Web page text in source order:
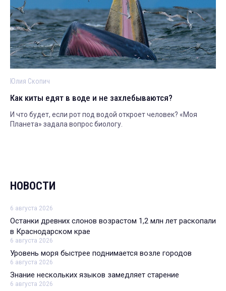
Юлия Скопич
Как киты едят в воде и не захлебываются?
И что будет, если рот под водой откроет человек? «Моя
Планета» задала вопрос биологу.
НОВОСТИ
6 августа 2026
Останки древних слонов возрастом 1,2 млн лет раскопали
в Краснодарском крае
6 августа 2026
Уровень моря быстрее поднимается возле городов
6 августа 2026
Знание нескольких языков замедляет старение
6 августа 2026